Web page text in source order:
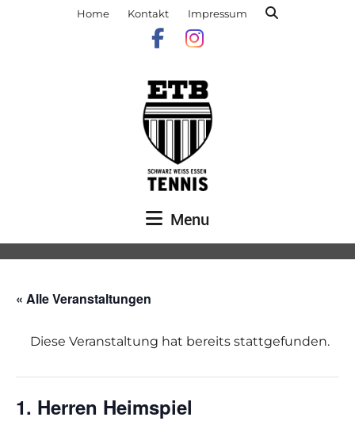
Home Kontakt Impressum
Menu
« Alle Veranstaltungen
Diese Veranstaltung hat bereits stattgefunden.
1. Herren Heimspiel